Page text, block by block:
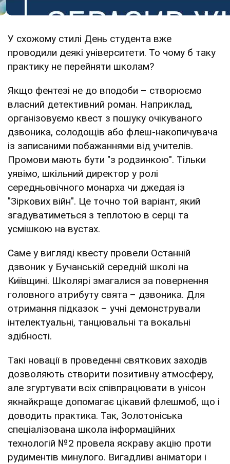
У схожому стилі День студента вже
проводили деякі університети. То чому б таку
практику не перейняти школам?
Якщо фентезі не до вподоби – створюємо
власний детективний роман. Наприклад,
організовуємо квест з пошуку очікуваного
дзвоника, солодощів або флеш-накопичувача
із записаними побажаннями від учителів.
Промови мають бути "з родзинкою". Тільки
уявімо, шкільний директор у ролі
середньовічного монарха чи джедая із
"Зіркових війн". Це точно той варіант, який
згадуватиметься з теплотою в серці та
усмішкою на вустах.
Саме у вигляді квесту провели Останній
дзвоник у Бучанській середній школі на
Київщині. Школярі змагалися за повернення
головного атрибуту свята – дзвоника. Для
отримання підказок – учні демонстрували
інтелектуальні, танцювальні та вокальні
здібності.
Такі новації в проведенні святкових заходів
дозволяють створити позитивну атмосферу,
але згуртувати всіх співпрацювати в унісон
якнайкраще допомагає цікавий флешмоб, що і
доводить практика. Так, Золотоніська
спеціалізована школа інформаційних
технологій №2 провела яскраву акцію проти
рудиментів минулого. Вигадливі аніматори і